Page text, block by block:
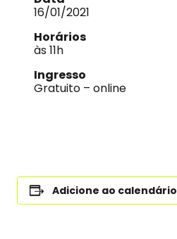
16/01/2021
Horários
às 11h
Ingresso
Gratuito – online
Adicione ao calendário